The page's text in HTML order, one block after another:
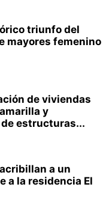
triunfo del
mayores femenino
de viviendas
y
estructuras...
a un
a la residencia El